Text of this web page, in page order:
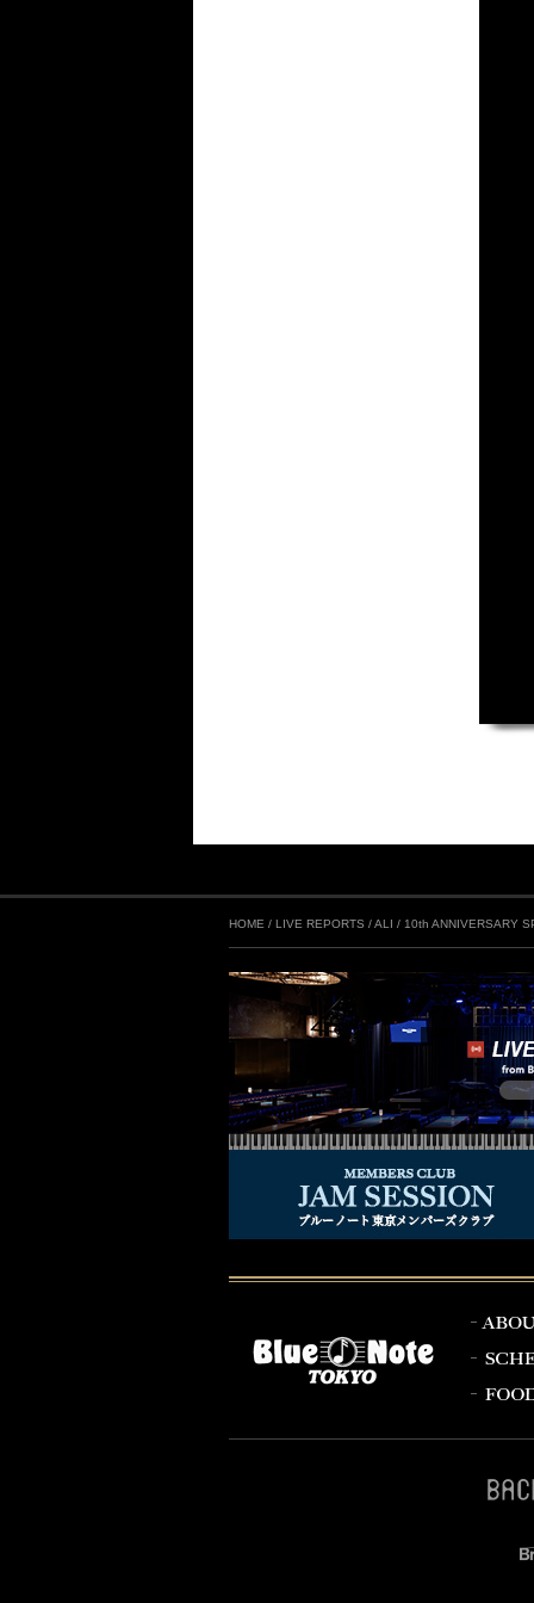
HOME / LIVE REPORTS /ALI / 10th ANNIVERSARY